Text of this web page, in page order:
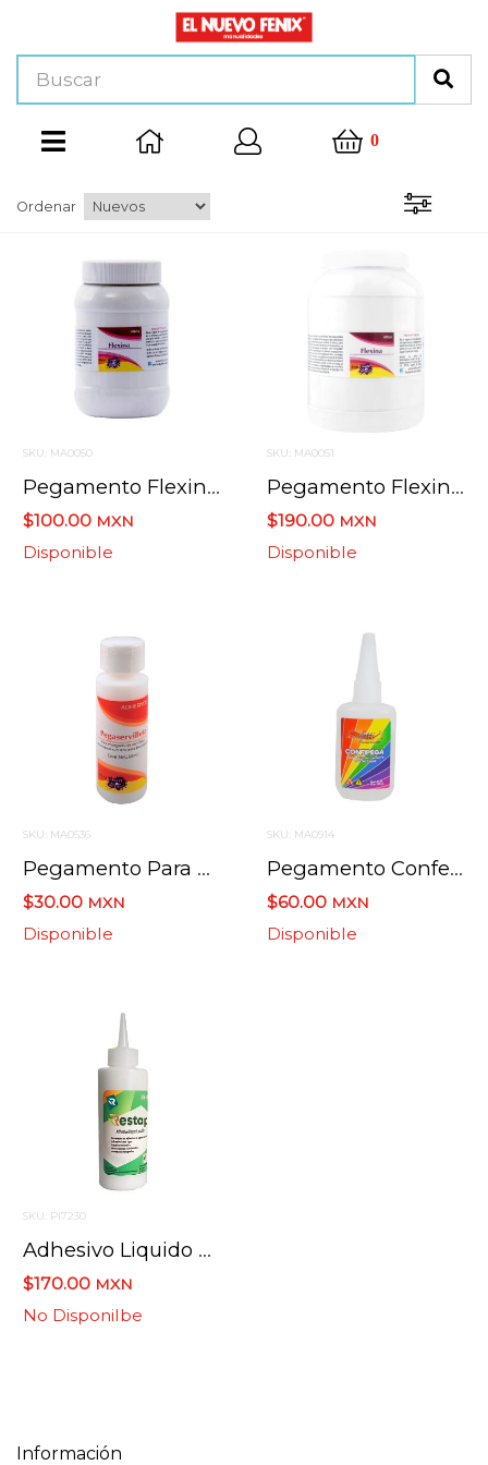
0
Ordenar
SKU: MA0050
Pegamento Flexina Rodin 500 Ml.
$100.00 MXN
Disponible
SKU: MA0051
Pegamento Flexina Rodin 1000 Ml.
$190.00 MXN
Disponible
SKU: MA0536
Pegamento Para Servilleta
$30.00 MXN
Disponible
SKU: MA0914
Pegamento Confetti De Contacto Confipega 50 Grs
$60.00 MXN
Disponible
SKU: PI7230
Adhesivo Liquido Reposicionador Restap 125 Ml.
$170.00 MXN
No Disponilbe
Información